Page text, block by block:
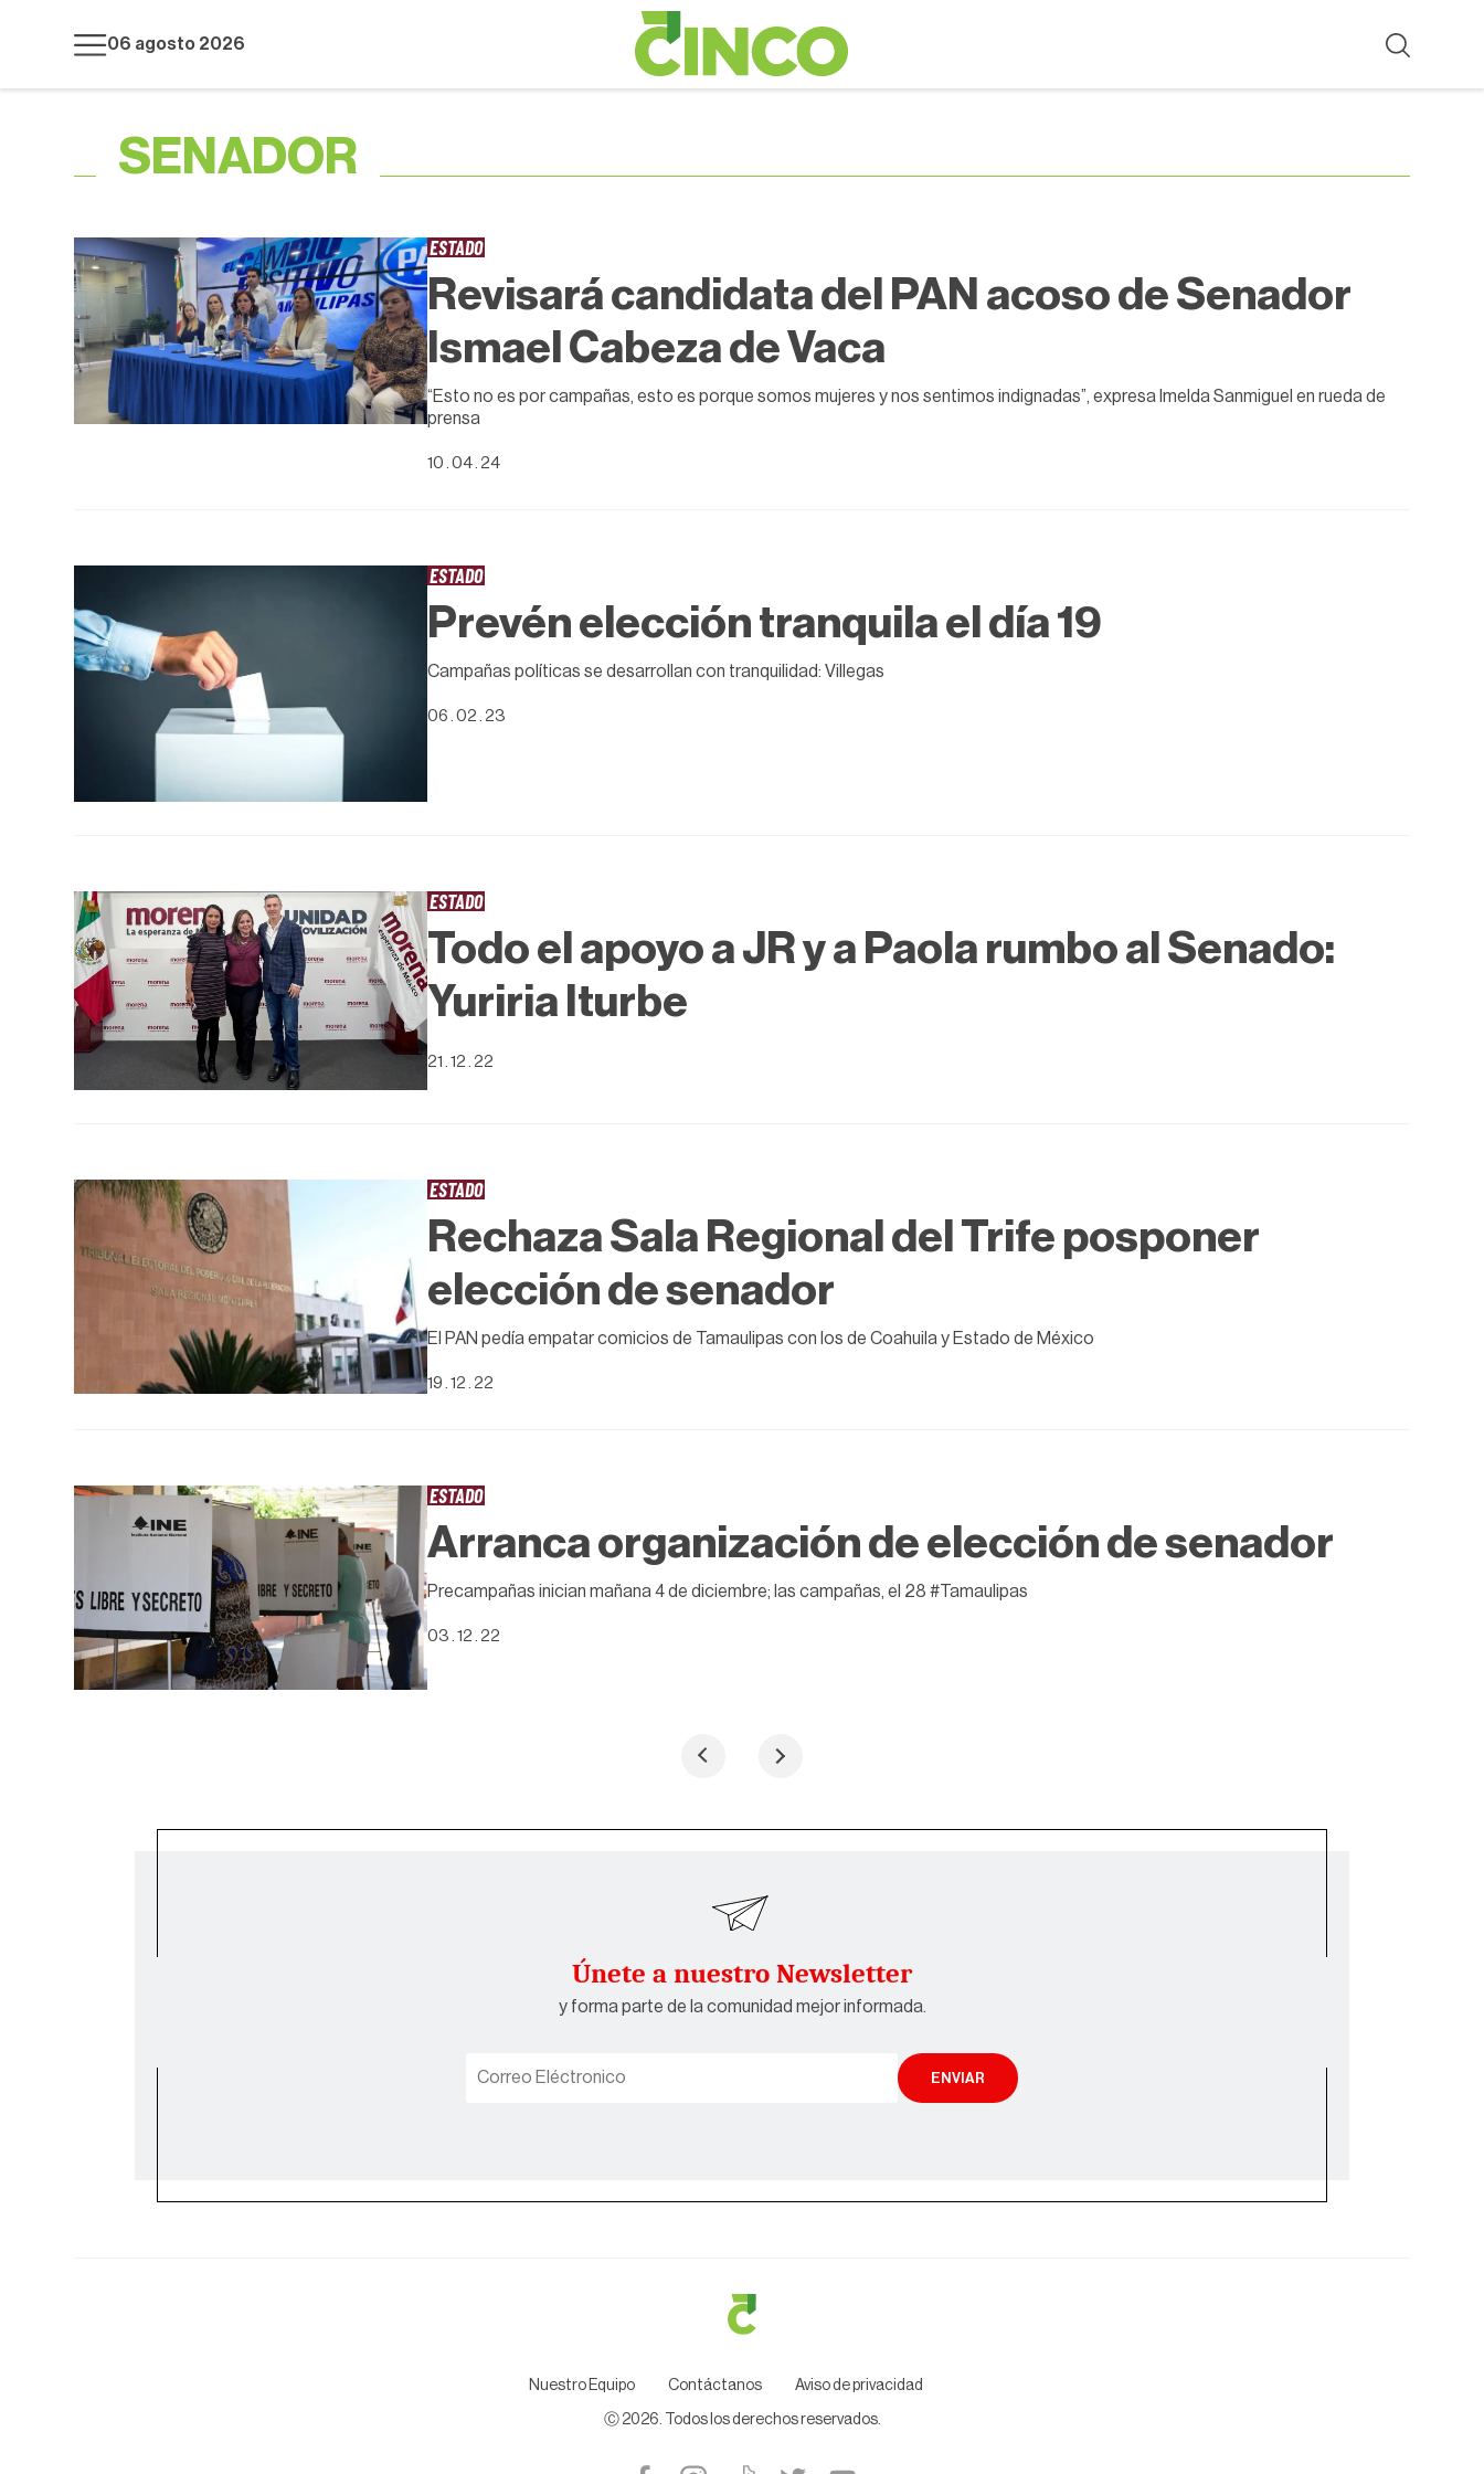
06 agosto 2026
SENADOR
ESTADO
Revisará candidata del PAN acoso de Senador
Ismael Cabeza de Vaca
“Esto no es por campañas, esto es porque somos mujeres y nos sentimos indignadas”, expresa Imelda Sanmiguel en rueda de
prensa
10 . 04 . 24
ESTADO
Prevén elección tranquila el día 19
Campañas políticas se desarrollan con tranquilidad: Villegas
06 . 02 . 23
ESTADO
Todo el apoyo a JR y a Paola rumbo al Senado:
Yuriria Iturbe
21 . 12 . 22
ESTADO
Rechaza Sala Regional del Trife posponer
elección de senador
El PAN pedía empatar comicios de Tamaulipas con los de Coahuila y Estado de México
19 . 12 . 22
ESTADO
Arranca organización de elección de senador
Precampañas inician mañana 4 de diciembre; las campañas, el 28 #Tamaulipas
03 . 12 . 22
Únete a nuestro Newsletter
y forma parte de la comunidad mejor informada.
ENVIAR
Nuestro Equipo Contáctanos Aviso de privacidad
Ⓒ 2026. Todos los derechos reservados.